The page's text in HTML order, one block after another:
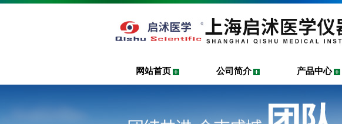
网站首页 公司简介 产品中心